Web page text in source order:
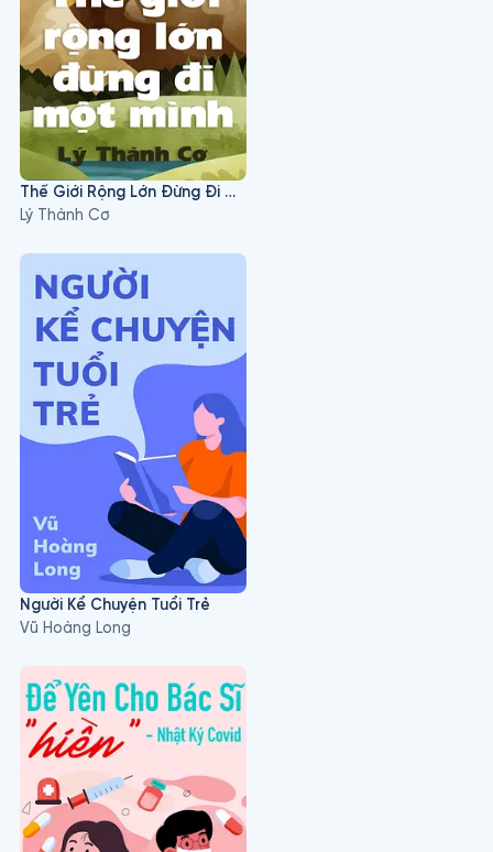
Thế Giới Rộng Lớn Đừng Đi Một Mình
Lý Thành Cơ
Người Kể Chuyện Tuổi Trẻ
Vũ Hoàng Long